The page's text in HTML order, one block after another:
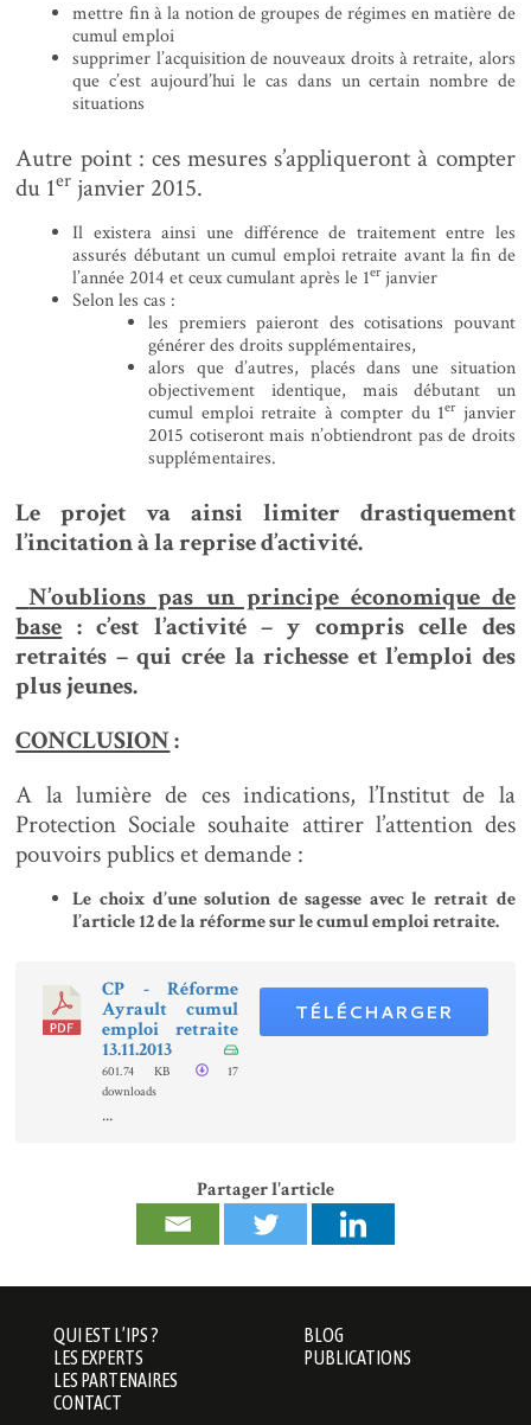
mettre fin à la notion de groupes de régimes en matière de
cumul emploi
supprimer l’acquisition de nouveaux droits à retraite, alors
que c’est aujourd’hui le cas dans un certain nombre de
situations
Autre point : ces mesures s’appliqueront à compter
du 1er janvier 2015.
Il existera ainsi une différence de traitement entre les
assurés débutant un cumul emploi retraite avant la fin de
l’année 2014 et ceux cumulant après le 1erjanvier
Selon les cas :
les premiers paieront des cotisations pouvant
générer des droits supplémentaires,
alors que d’autres, placés dans une situation
objectivement identique, mais débutant un
cumul emploi retraite à compter du 1erjanvier
2015 cotiseront mais n’obtiendront pas de droits
supplémentaires.
Le projet va ainsi limiter drastiquement
l’incitation à la reprise d’activité.
N’oublions pas un principe économique de
base : c’est l’activité – y compris celle des
retraités – qui crée la richesse et l’emploi des
plus jeunes.
CONCLUSION:
A la lumière de ces indications, l’Institut de la
Protection Sociale souhaite attirer l’attention des
pouvoirs publics et demande :
Le choix d’une solution de sagesse avec le retrait de
l’article 12 de la réforme sur le cumul emploi retraite.
TÉLÉCHARGER
CP - Réforme
Ayrault cumul
emploi retraite
13.11.2013
601.74 KB
17
downloads
...
Partager l'article
QUI EST L’IPS ?
LES EXPERTS
LES PARTENAIRES
CONTACT
BLOG
PUBLICATIONS